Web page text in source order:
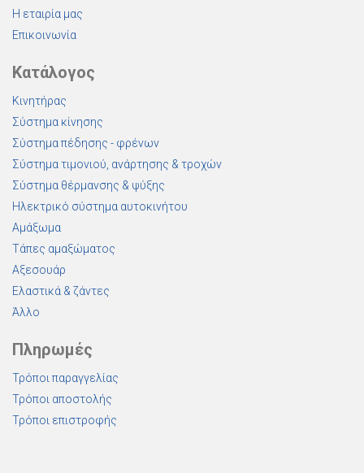
Η εταιρία μας
Επικοινωνία
Κατάλογος
Κινητήρας
Σύστημα κίνησης
Σύστημα πέδησης - φρένων
Σύστημα τιμονιού, ανάρτησης & τροχών
Σύστημα θέρμανσης & ψύξης
Ηλεκτρικό σύστημα αυτοκινήτου
Αμάξωμα
Τάπες αμαξώματος
Αξεσουάρ
Ελαστικά & ζάντες
Άλλο
Πληρωμές
Τρόποι παραγγελίας
Τρόποι αποστολής
Τρόποι επιστροφής